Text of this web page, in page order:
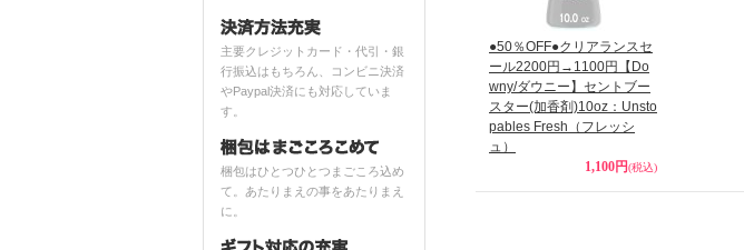
主要クレジットカード・代引・銀
行振込はもちろん、コンビニ決済
やPaypal決済にも対応していま
す。
梱包はひとつひとつまごころ込め
て。あたりまえの事をあたりまえ
に。
●50％OFF●クリアランスセ
ール2200円→1100円【Do
wny/ダウニー】セントブー
スター(加香剤)10oz：Unsto
pables Fresh（フレッシ
ュ）
1,100円(税込)